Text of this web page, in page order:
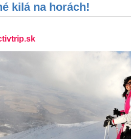
kilá na horách!